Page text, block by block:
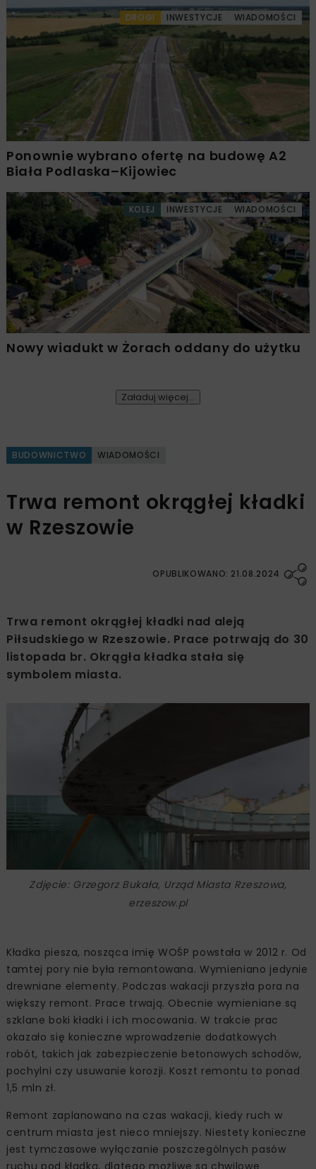
DROGI INWESTYCJE WIADOMOŚCI
Ponownie wybrano ofertę na budowę A2
Biała Podlaska–Kijowiec
KOLEJ INWESTYCJE WIADOMOŚCI
Nowy wiadukt w Żorach oddany do użytku
Załaduj więcej...
BUDOWNICTWO WIADOMOŚCI
Trwa remont okrągłej kładki
w Rzeszowie
OPUBLIKOWANO: 21.08.2024
Trwa remont okrągłej kładki nad aleją
Piłsudskiego w Rzeszowie. Prace potrwają do 30
listopada br. Okrągła kładka stała się
symbolem miasta.
Zdjęcie: Grzegorz Bukała, Urząd Miasta Rzeszowa,
erzeszow.pl
Kładka piesza, nosząca imię WOŚP powstała w 2012 r. Od
tamtej pory nie była remontowana. Wymieniano jedynie
drewniane elementy. Podczas wakacji przyszła pora na
większy remont. Prace trwają. Obecnie wymieniane są
szklane boki kładki i ich mocowania. W trakcie prac
okazało się konieczne wprowadzenie dodatkowych
robót, takich jak zabezpieczenie betonowych schodów,
pochylni czy usuwanie korozji. Koszt remontu to ponad
1,5 mln zł.
Remont zaplanowano na czas wakacji, kiedy ruch w
centrum miasta jest nieco mniejszy. Niestety konieczne
jest tymczasowe wyłączanie poszczególnych pasów
ruchu pod kładką, dlatego możliwe są chwilowe